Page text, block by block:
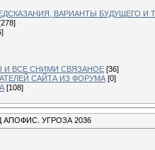
ВАРИАНТЫ БУДУЩЕГО И
И ВСЕ СНИМИ СВЯЗАНОЕ [36]
САЙТА ИЗ ФОРУМА [0]
[108]
АПОФИС. УГРОЗА 2036